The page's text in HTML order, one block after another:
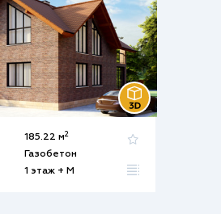
185.22 м2
Газобетон
1 этаж + М